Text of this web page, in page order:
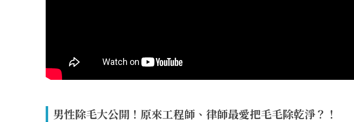
男性除毛大公開！原來工程師、律師最愛把毛毛除乾淨？！